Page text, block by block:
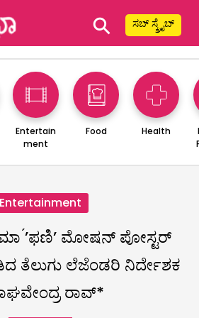
⚲ ಸಬ್ ಸ್ಕ್ರೈಬ್
Entertain
ment
Food Health
Entertainment
́’ಫಣಿ’ ಮೋಷನ್ ಪೋಸ್ಟರ್
ತೆಲುಗು ಲೆಜೆಂಡರಿ ನಿರ್ದೇಶಕ
ರಾವ್*